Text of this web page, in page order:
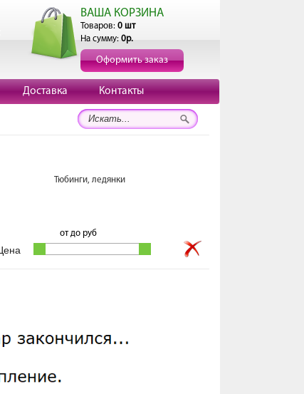
ВАША КОРЗИНА
Товаров: 0 шт
На сумму: 0р.
Оформить заказ
Доставка Контакты
Тюбинги, ледянки
отдо руб